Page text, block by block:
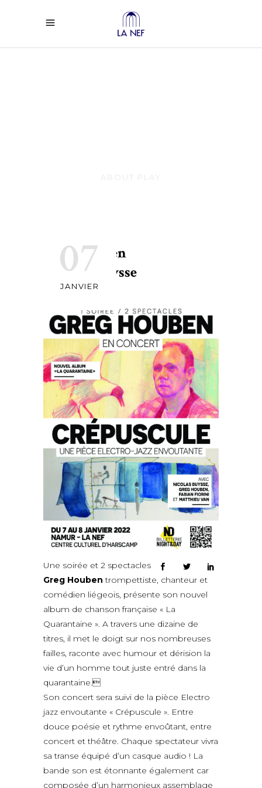
07
JANVIER
Greg Houben
Nicolas Buysse
Une soirée et 2 spectacles
Greg Houben trompettiste, chanteur et
comédien liégeois, présente son nouvel
album de chanson française « La
Quarantaine ». A travers une dizaine de
titres, il met le doigt sur nos nombreuses
failles, raconte avec humour et dérision la
vie d’un homme tout juste entré dans la
quarantaine.
Son concert sera suivi de la pièce Electro
jazz envoutante « Crépuscule ». Entre
douce poésie et rythme envoûtant, entre
concert et théâtre. Chaque spectateur vivra
sa transe équipé d’un casque audio ! La
bande son est étonnante également car
composée d’un harmonieux assemblage